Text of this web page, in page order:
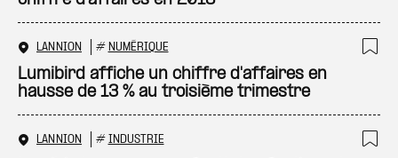
LANNION # NUMÉRIQUE
Lumibird affiche un chiffre d'affaires en
hausse de 13 % au troisième trimestre
LANNION # INDUSTRIE